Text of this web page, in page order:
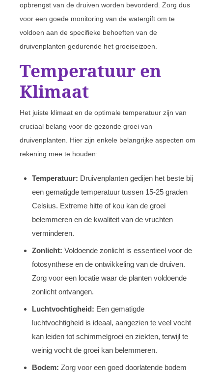
opbrengst van de druiven worden bevorderd. Zorg dus
voor een goede monitoring van de watergift om te
voldoen aan de specifieke behoeften van de
druivenplanten gedurende het groeiseizoen.
Temperatuur en
Klimaat
Het juiste klimaat en de optimale temperatuur zijn van
cruciaal belang voor de gezonde groei van
druivenplanten. Hier zijn enkele belangrijke aspecten om
rekening mee te houden:
Temperatuur: Druivenplanten gedijen het beste bij
een gematigde temperatuur tussen 15-25 graden
Celsius. Extreme hitte of kou kan de groei
belemmeren en de kwaliteit van de vruchten
verminderen.
Zonlicht: Voldoende zonlicht is essentieel voor de
fotosynthese en de ontwikkeling van de druiven.
Zorg voor een locatie waar de planten voldoende
zonlicht ontvangen.
Luchtvochtigheid: Een gematigde
luchtvochtigheid is ideaal, aangezien te veel vocht
kan leiden tot schimmelgroei en ziekten, terwijl te
weinig vocht de groei kan belemmeren.
Bodem: Zorg voor een goed doorlatende bodem